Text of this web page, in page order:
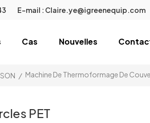
E-mail : Claire.ye@igreenequip.com
Cas Nouvelles
/ Machine De Thermoformage De
PET